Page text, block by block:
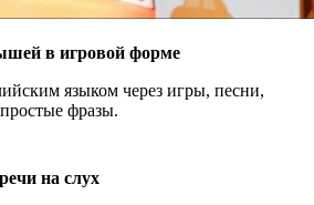
в игровой форме
языком через игры, песни,
фразы.
на слух